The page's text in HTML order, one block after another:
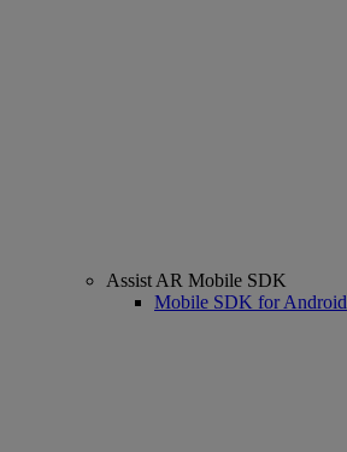
Assist AR Mobile SDK
Mobile SDK for Android